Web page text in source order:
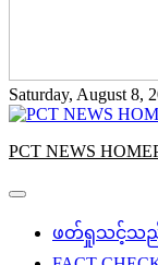
Saturday, August 8,
PCT NEWS
ဖတ်ရှုသင့်သည့်